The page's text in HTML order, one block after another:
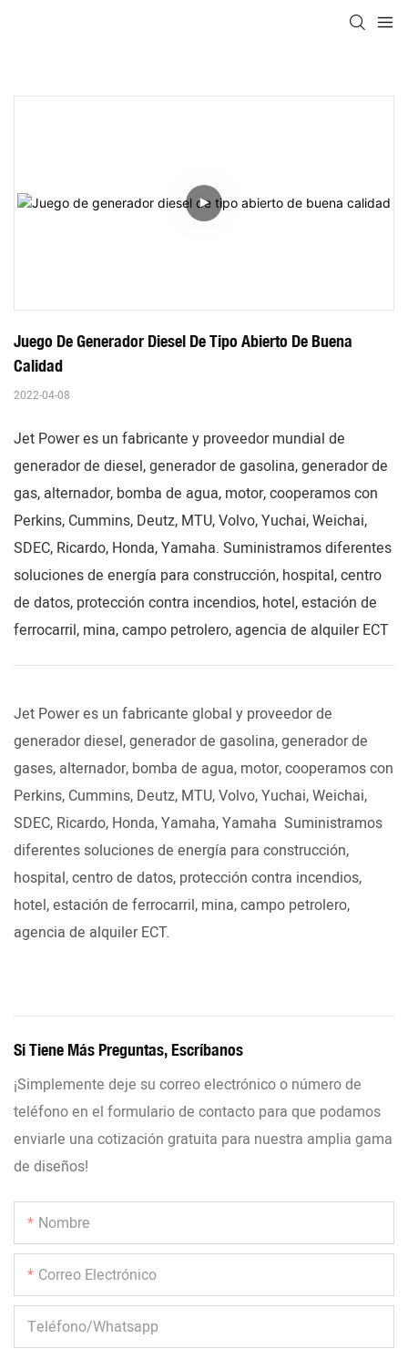
Juego De Generador Diesel De Tipo Abierto De Buena
Calidad
2022-04-08
Jet Power es un fabricante y proveedor mundial de
generador de diesel, generador de gasolina, generador de
gas, alternador, bomba de agua, motor, cooperamos con
Perkins, Cummins, Deutz, MTU, Volvo, Yuchai, Weichai,
SDEC, Ricardo, Honda, Yamaha. Suministramos diferentes
soluciones de energía para construcción, hospital, centro
de datos, protección contra incendios, hotel, estación de
ferrocarril, mina, campo petrolero, agencia de alquiler ECT
Jet Power es un fabricante global y proveedor de
generador diesel, generador de gasolina, generador de
gases, alternador, bomba de agua, motor, cooperamos con
Perkins, Cummins, Deutz, MTU, Volvo, Yuchai, Weichai,
SDEC, Ricardo, Honda, Yamaha, Yamaha Suministramos
diferentes soluciones de energía para construcción,
hospital, centro de datos, protección contra incendios,
hotel, estación de ferrocarril, mina, campo petrolero,
agencia de alquiler ECT.
Si Tiene Más Preguntas, Escríbanos
¡Simplemente deje su correo electrónico o número de
teléfono en el formulario de contacto para que podamos
enviarle una cotización gratuita para nuestra amplia gama
de diseños!
Nombre
Correo Electrónico
Teléfono/whatsapp